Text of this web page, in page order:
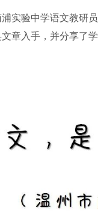
验中学语文教研员
章入手，并分享了